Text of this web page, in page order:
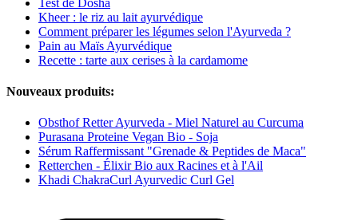
Kheer : le riz au lait ayurvédique
Comment préparer les légumes selon l'Ayurveda ?
Pain au Maïs Ayurvédique
Recette : tarte aux cerises à la cardamome
Nouveaux produits:
Obsthof Retter Ayurveda - Miel Naturel au Curcuma
Purasana Proteine Vegan Bio - Soja
Sérum Raffermissant "Grenade & Peptides de Maca"
Retterchen - Élixir Bio aux Racines et à l'Ail
Khadi ChakraCurl Ayurvedic Curl Gel